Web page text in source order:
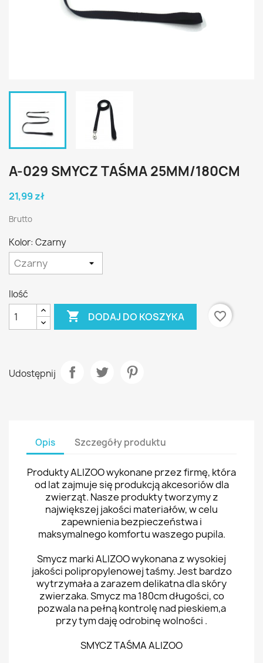
A-029 SMYCZ TAŚMA 25MM/180CM
21,99 zł
Brutto
Kolor: Czarny
Ilość
 DODAJ DO KOSZYKA favorite_border
Udostępnij
Opis Szczegóły produktu
Produkty ALIZOO wykonane przez firmę, która
od lat zajmuje się produkcją akcesoriów dla
zwierząt. Nasze produkty tworzymy z
największej jakości materiałów, w celu
zapewnienia bezpieczeństwa i
maksymalnego komfortu waszego pupila.
Smycz marki ALIZOO wykonana z wysokiej
jakości polipropylenowej taśmy. Jest bardzo
wytrzymała a zarazem delikatna dla skóry
zwierzaka. Smycz ma 180cm długości, co
pozwala na pełną kontrolę nad pieskiem,a
przy tym daję odrobinę wolności .
SMYCZ TAŚMA ALIZOO